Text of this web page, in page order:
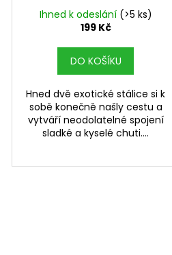
Ihned k odeslání (>5 ks)
199 Kč
DO KOŠÍKU
Hned dvě exotické stálice si k
sobě konečně našly cestu a
vytváří neodolatelné spojení
sladké a kyselé chuti....